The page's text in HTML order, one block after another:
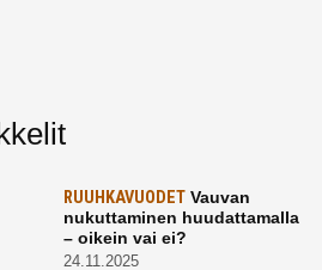
RUUHKAVUODETVauvan
nukuttaminen huudattamalla
– oikein vai ei?
24.11.2025